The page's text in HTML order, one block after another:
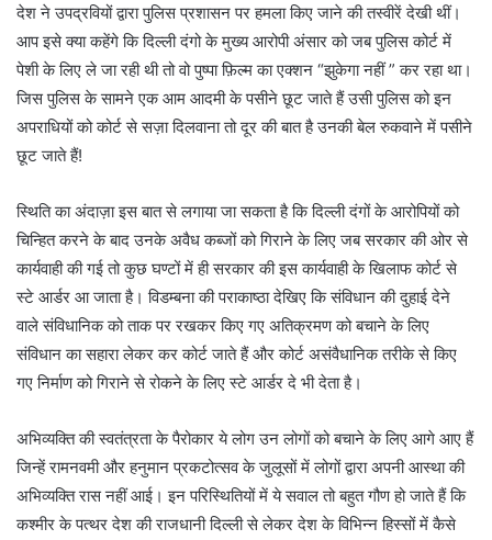
देश ने उपद्रवियों द्वारा पुलिस प्रशासन पर हमला किए जाने की तस्वीरें देखी थीं।
आप इसे क्या कहेंगे कि दिल्ली दंगो के मुख्य आरोपी अंसार को जब पुलिस कोर्ट में
पेशी के लिए ले जा रही थी तो वो पुष्पा फ़िल्म का एक्शन “झुकेगा नहीं ” कर रहा था।
जिस पुलिस के सामने एक आम आदमी के पसीने छूट जाते हैं उसी पुलिस को इन
अपराधियों को कोर्ट से सज़ा दिलवाना तो दूर की बात है उनकी बेल रुकवाने में पसीने
छूट जाते हैं!
स्थिति का अंदाज़ा इस बात से लगाया जा सकता है कि दिल्ली दंगों के आरोपियों को
चिन्हित करने के बाद उनके अवैध कब्जों को गिराने के लिए जब सरकार की ओर से
कार्यवाही की गई तो कुछ घण्टों में ही सरकार की इस कार्यवाही के खिलाफ कोर्ट से
स्टे आर्डर आ जाता है। विडम्बना की पराकाष्ठा देखिए कि संविधान की दुहाई देने
वाले संविधानिक को ताक पर रखकर किए गए अतिक्रमण को बचाने के लिए
संविधान का सहारा लेकर कर कोर्ट जाते हैं और कोर्ट असंवैधानिक तरीके से किए
गए निर्माण को गिराने से रोकने के लिए स्टे आर्डर दे भी देता है।
अभिव्यक्ति की स्वतंत्रता के पैरोकार ये लोग उन लोगों को बचाने के लिए आगे आए हैं
जिन्हें रामनवमी और हनुमान प्रकटोत्सव के जुलूसों में लोगों द्वारा अपनी आस्था की
अभिव्यक्ति रास नहीं आई। इन परिस्थितियों में ये सवाल तो बहुत गौण हो जाते हैं कि
कश्मीर के पत्थर देश की राजधानी दिल्ली से लेकर देश के विभिन्न हिस्सों में कैसे